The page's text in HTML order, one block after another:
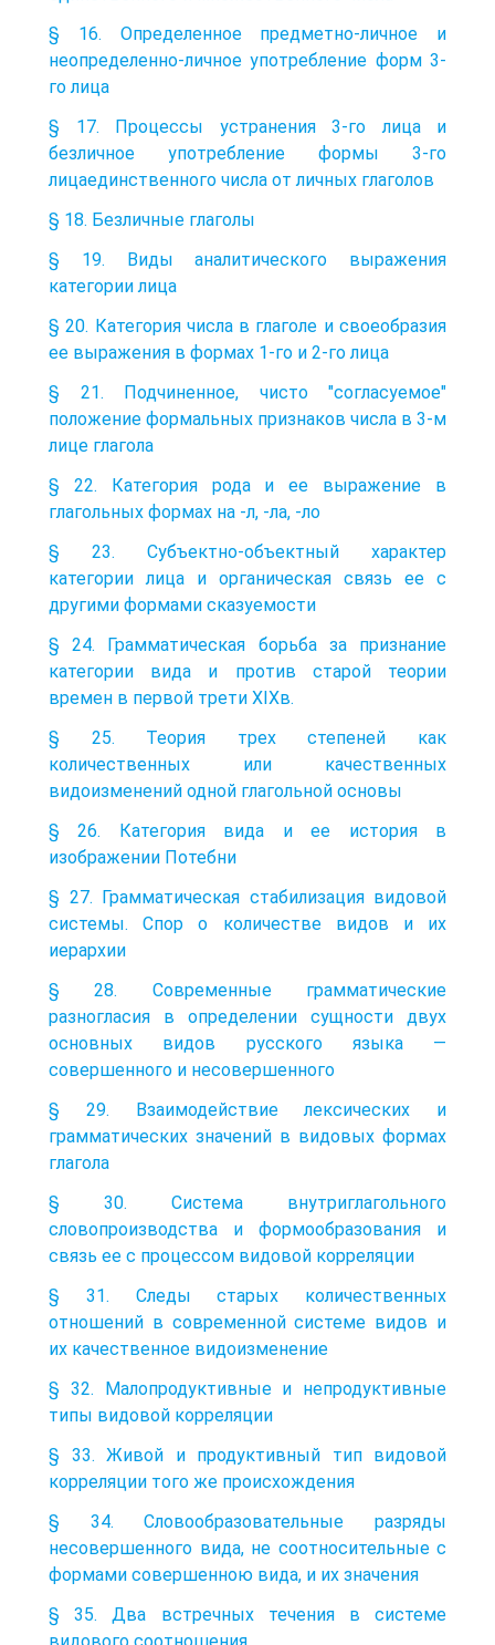
§ 16. Определенное предметно-личное и
неопределенно-личное употребление форм 3-
го лица
§ 17. Процессы устранения 3-го лица и
безличное употребление формы 3-го
лицаединственного числа от личных глаголов
§ 18. Безличные глаголы
§ 19. Виды аналитического выражения
категории лица
§ 20. Категория числа в глаголе и своеобразия
ее выражения в формах 1-го и 2-го лица
§ 21. Подчиненное, чисто "согласуемое"
положение формальных признаков числа в 3-м
лице глагола
§ 22. Категория рода и ее выражение в
глагольных формах на -л, -ла, -ло
§ 23. Субъектно-объектный характер
категории лица и органическая связь ее с
другими формами сказуемости
§ 24. Грамматическая борьба за признание
категории вида и против старой теории
времен в первой трети XIXв.
§ 25. Теория трех степеней как
количественных или качественных
видоизменений одной глагольной основы
§ 26. Категория вида и ее история в
изображении Потебни
§ 27. Грамматическая стабилизация видовой
системы. Спор о количестве видов и их
иерархии
§ 28. Современные грамматические
разногласия в определении сущности двух
основных видов русского языка —
совершенного и несовершенного
§ 29. Взаимодействие лексических и
грамматических значений в видовых формах
глагола
§ 30. Система внутриглагольного
словопроизводства и формообразования и
связь ее с процессом видовой корреляции
§ 31. Следы старых количественных
отношений в современной системе видов и
их качественное видоизменение
§ 32. Малопродуктивные и непродуктивные
типы видовой корреляции
§ 33. Живой и продуктивный тип видовой
корреляции того же происхождения
§ 34. Словообразовательные разряды
несовершенного вида, не соотносительные с
формами совершенною вида, и их значения
§ 35. Два встречных течения в системе